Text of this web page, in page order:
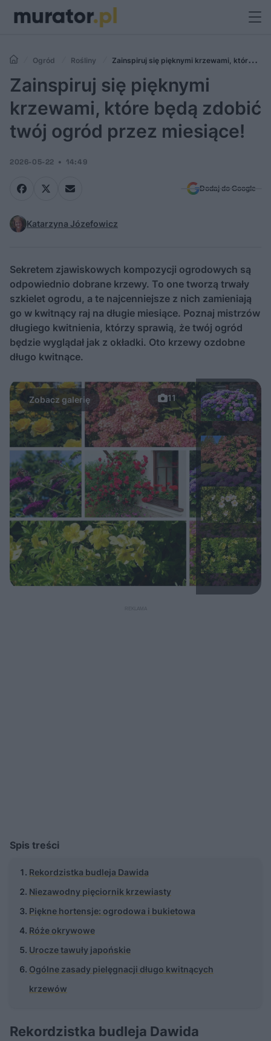
Ogród Rośliny
Zainspiruj się pięknymi krzewami, które
będą zdobić twój ogród przez miesiące!
Zainspiruj się pięknymi
krzewami, które będą zdobić
twój ogród przez miesiące!
2026-05-22 14:49
Dodaj do Google
Katarzyna Józefowicz
Sekretem zjawiskowych kompozycji ogrodowych są
odpowiednio dobrane krzewy. To one tworzą trwały
szkielet ogrodu, a te najcenniejsze z nich zamieniają
go w kwitnący raj na długie miesiące. Poznaj mistrzów
długiego kwitnienia, którzy sprawią, że twój ogród
będzie wyglądał jak z okładki. Oto krzewy ozdobne
długo kwitnące.
11
Spis treści
Rekordzistka budleja Dawida
Niezawodny pięciornik krzewiasty
Piękne hortensje: ogrodowa i bukietowa
Róże okrywowe
Urocze tawuły japońskie
Ogólne zasady pielęgnacji długo kwitnących
krzewów
Rekordzistka budleja Dawida